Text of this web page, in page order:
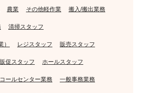
農業 その他軽作業 搬入/搬出業務
清掃スタッフ
レジスタッフ 販売スタッフ
販促スタッフ ホールスタッフ
コールセンター業務 一般事務業務